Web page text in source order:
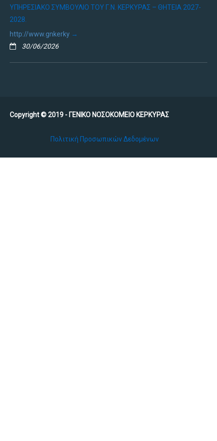
ΥΠΗΡΕΣΙΑΚΌ ΣΥΜΒΟΎΛΙΟ ΤΟΥ Γ.Ν. ΚΈΡΚΥΡΑΣ – ΘΗΤΕΙΑ 2027-
2028.
http://www.gnkerky
30/06/2026
Copyright © 2019 - ΓΕΝΙΚΟ ΝΟΣΟΚΟΜΕΙΟ ΚΕΡΚΥΡΑΣ
Πολιτική Προσωπικών Δεδομένων